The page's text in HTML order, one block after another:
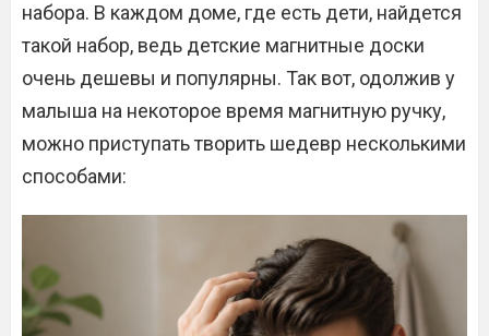
набора. В каждом доме, где есть дети, найдется
такой набор, ведь детские магнитные доски
очень дешевы и популярны. Так вот, одолжив у
малыша на некоторое время магнитную ручку,
можно приступать творить шедевр несколькими
способами: